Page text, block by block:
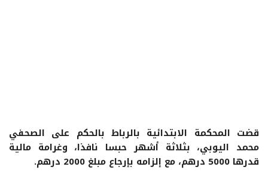
قضت المحكمة الابتدائية بالرباط بالحكم على الصحفي
محمد اليوبي، بثلاثة أشهر حبسا نافذا، وغرامة مالية
قدرها 5000 درهم، مع إلزامه بإرجاع مبلغ 2000 درهم.